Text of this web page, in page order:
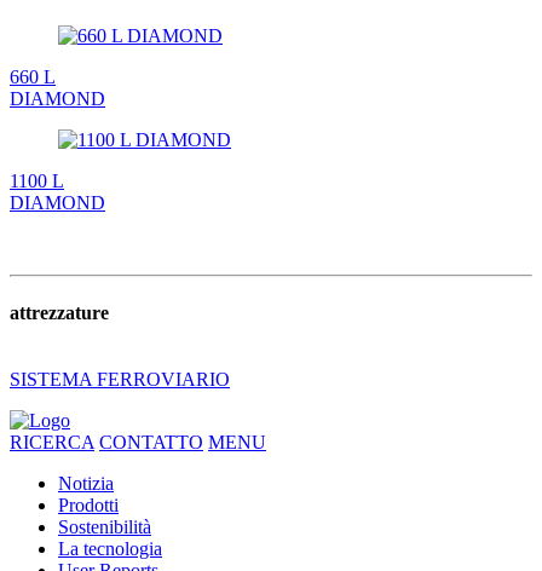
660 L
DIAMOND
1100 L
DIAMOND
attrezzature
SISTEMA FERROVIARIO
RICERCA CONTATTO MENU
Notizia
Prodotti
Sostenibilità
La tecnologia